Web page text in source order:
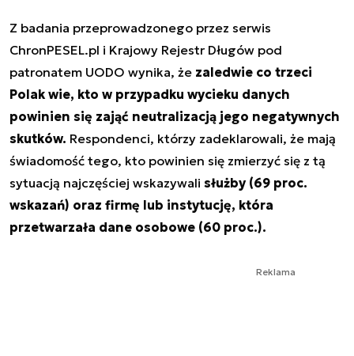
Z badania przeprowadzonego przez serwis
ChronPESEL.pl i Krajowy Rejestr Długów pod
patronatem UODO wynika, że zaledwie co trzeci
Polak wie, kto w przypadku wycieku danych
powinien się zająć neutralizacją jego negatywnych
skutków. Respondenci, którzy zadeklarowali, że mają
świadomość tego, kto powinien się zmierzyć się z tą
sytuacją najczęściej wskazywali służby (69 proc.
wskazań) oraz firmę lub instytucję, która
przetwarzała dane osobowe (60 proc.).
Reklama